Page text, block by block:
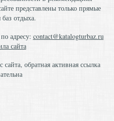
представлены только прямые
баз отдыха.
адресу: contact@katalogturbaz.ru
сайта
обратная активная ссылка